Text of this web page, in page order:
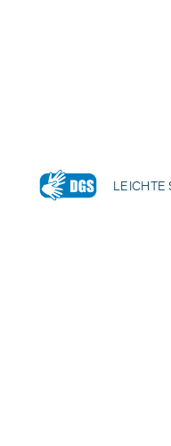
LEICHTE
Volltextsuche